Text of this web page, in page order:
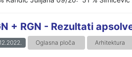
+ RGN - Rezultati
Oglasna ploča Arhitektura